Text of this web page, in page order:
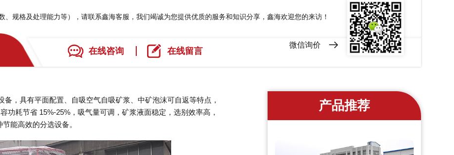
规格及处理能力等），请联系鑫海客服，我们竭诚为您提供优质的服务和知识分享，鑫海欢迎您的来访！
在线咨询 在线留言
微信询价
，具有平面配置、自吸空气自吸矿浆、中矿泡沫可自返等特点，
功耗节省 15%-25%，吸气量可调，矿浆液面稳定，选别效率高，
能高效的分选设备。
产品推荐